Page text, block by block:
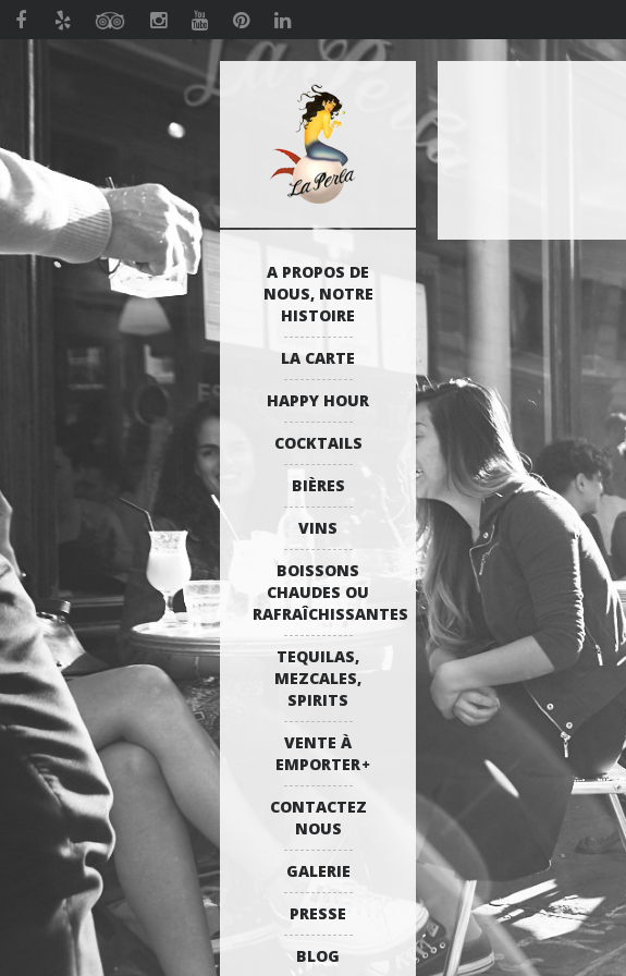
A PROPOS DE
NOUS, NOTRE
HISTOIRE
LA CARTE
HAPPY HOUR
COCKTAILS
BIÈRES
VINS
BOISSONS
CHAUDES OU
RAFRAÎCHISSANTES
TEQUILAS,
MEZCALES,
SPIRITS
VENTE À
EMPORTER
CONTACTEZ
NOUS
GALERIE
PRESSE
BLOG